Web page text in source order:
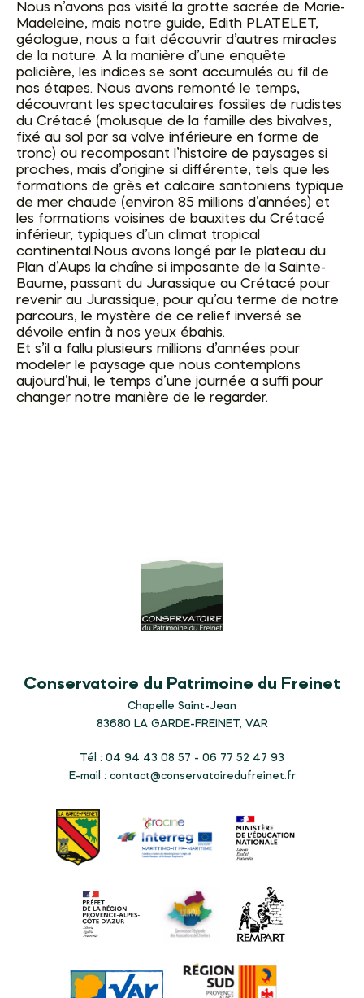
Nous n’avons pas visité la grotte sacrée de Marie-
Madeleine, mais notre guide, Edith PLATELET,
géologue, nous a fait découvrir d’autres miracles
de la nature. A la manière d’une enquête
policière, les indices se sont accumulés au fil de
nos étapes. Nous avons remonté le temps,
découvrant les spectaculaires fossiles de rudistes
du Crétacé (molusque de la famille des bivalves,
fixé au sol par sa valve inférieure en forme de
tronc) ou recomposant l’histoire de paysages si
proches, mais d’origine si différente, tels que les
formations de grès et calcaire santoniens typique
de mer chaude (environ 85 millions d’années) et
les formations voisines de bauxites du Crétacé
inférieur, typiques d’un climat tropical
continental.Nous avons longé par le plateau du
Plan d’Aups la chaîne si imposante de la Sainte-
Baume, passant du Jurassique au Crétacé pour
revenir au Jurassique, pour qu’au terme de notre
parcours, le mystère de ce relief inversé se
dévoile enfin à nos yeux ébahis.
Et s’il a fallu plusieurs millions d’années pour
modeler le paysage que nous contemplons
aujourd’hui, le temps d’une journée a suffi pour
changer notre manière de le regarder.
Conservatoire du Patrimoine du Freinet
Chapelle Saint-Jean
83680 LA GARDE-FREINET, VAR
Tél : 04 94 43 08 57 - 06 77 52 47 93
E-mail : contact@conservatoiredufreinet.fr